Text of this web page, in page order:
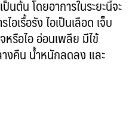
นต้น โดยอาการในระยะนี้จะ
อเรื้อรัง ไอเป็นเลือด เจ็บ
หรือไอ อ่อนเพลีย มีไข้
งคืน น้ำหนักลดลง และ